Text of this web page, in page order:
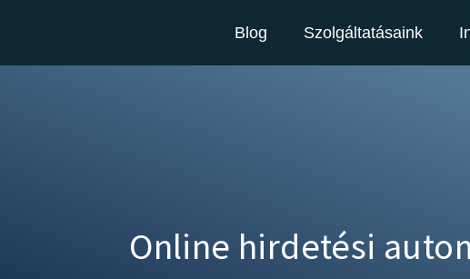
Blog Szolgáltatásaink
Online hirdetési